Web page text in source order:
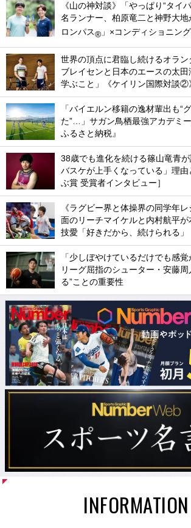
《山の神対談》「やっぱり“タイ
名ランナー、柏原竜二と神野大地
ロンパス® 」×コンディショニン
世界の頂点に君臨し続けるオラン
ブレイセンと日本のエースの太
学ぶこと」《ケイリン国際対談②
「バイエルン移籍の逸材輩出も“
た”…」サガン鳥栖最強アカデミ
ふるさと納税』
38歳でも進化を続ける篠山竜青
バスケが上手くなっている」理
ぶ賞 受賞者インタビュー］
《ラグビー界と体操界の同学年
面のリーチマイケルと内村航平
技愛「好きだから、続けられる」
「少しぼやけているだけでも感
リーグ屈指のシューター・安藤周
る”ことの重要性
INFORMATION